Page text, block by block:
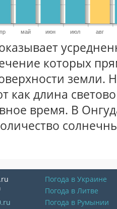
май июн июл авг
которых
земли.
как длина
время. В
Погода в Украине
Погода в Литве
Погода в Румынии